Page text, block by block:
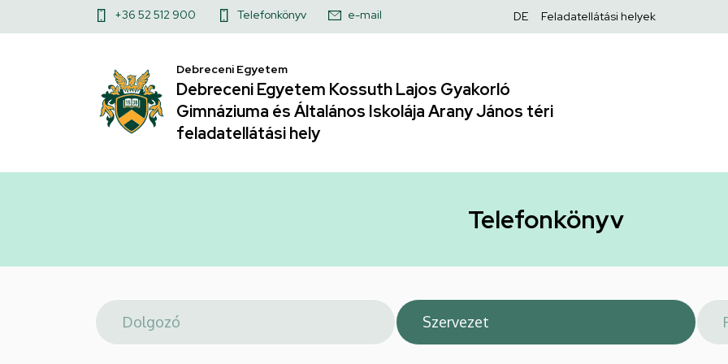
Telefonkönyv
Debreceni
Egyetem
Kossuth
Gimnáziuma
Általános
a
Felső
menü
+36 52 512 900 Telefonkönyv e-mail
Felső
DE Feladatellátási helyek
Debreceni Egyetem
Debreceni Egyetem Kossuth Lajos Gyakorló
Gimnáziuma és Általános Iskolája Arany János téri
feladatellátási hely
Telefonkönyv